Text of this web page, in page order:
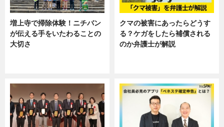
増上寺で掃除体験！ニチバン
が伝える手をいたわることの
大切さ
クマの被害にあったらどうす
る？ケガをしたら補償される
のか弁護士が解説